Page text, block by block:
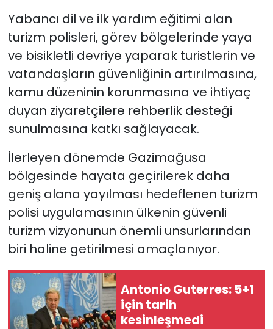
Yabancı dil ve ilk yardım eğitimi alan
turizm polisleri, görev bölgelerinde yaya
ve bisikletli devriye yaparak turistlerin ve
vatandaşların güvenliğinin artırılmasına,
kamu düzeninin korunmasına ve ihtiyaç
duyan ziyaretçilere rehberlik desteği
sunulmasına katkı sağlayacak.
İlerleyen dönemde Gazimağusa
bölgesinde hayata geçirilerek daha
geniş alana yayılması hedeflenen turizm
polisi uygulamasının ülkenin güvenli
turizm vizyonunun önemli unsurlarından
biri haline getirilmesi amaçlanıyor.
Antonio Guterres: 5+1
için tarih
kesinleşmedi
Video Galeri
YAŞAM
Yazarlar